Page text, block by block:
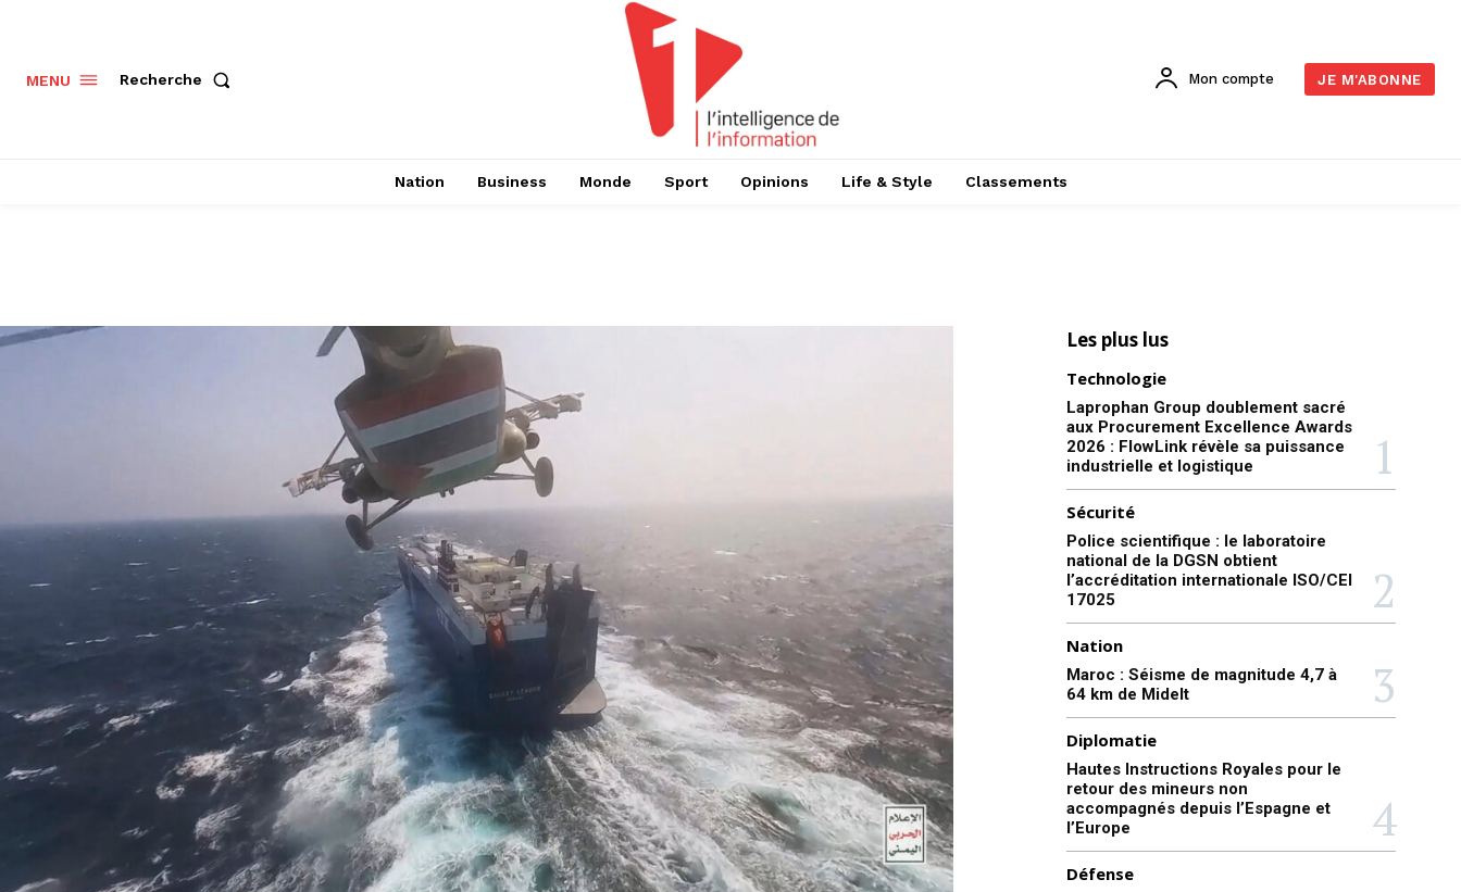
MENU Recherche Mon compte JE M'ABONNE
Nation Business Monde Sport Opinions Life & Style Classements
Les plus lus
Technologie
Laprophan Group doublement sacré
aux Procurement Excellence Awards
2026 : FlowLink révèle sa puissance
industrielle et logistique
Sécurité
Police scientifique : le laboratoire
national de la DGSN obtient
l’accréditation internationale ISO/CEI
17025
Nation
Maroc : Séisme de magnitude 4,7 à
64 km de Midelt
Diplomatie
Hautes Instructions Royales pour le
retour des mineurs non
accompagnés depuis l’Espagne et
l’Europe
Défense